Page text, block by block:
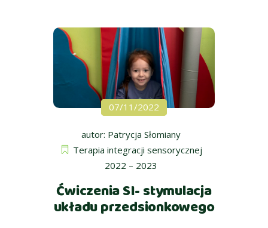
07/11/2022
autor: Patrycja Słomiany
Terapia integracji sensorycznej
2022 – 2023
Ćwiczenia SI- stymulacja
układu przedsionkowego